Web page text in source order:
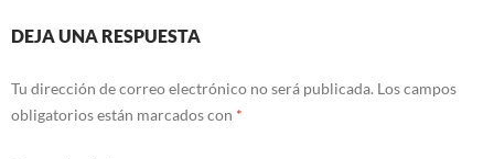
DEJA UNA RESPUESTA
Tu dirección de correo electrónico no será publicada. Los campos
obligatorios están marcados con *